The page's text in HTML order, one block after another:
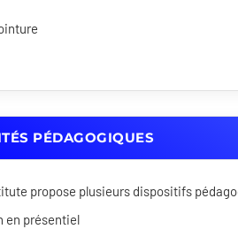
PÉDAGOGIQUES
propose plusieurs dispositifs
en présentiel